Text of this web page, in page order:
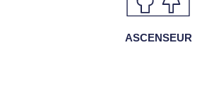
ASCENSEUR